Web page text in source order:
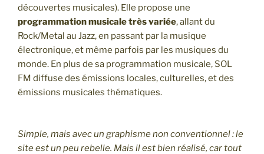
découvertes musicales). Elle propose une
programmation musicale très variée, allant du
Rock/Metal au Jazz, en passant par la musique
électronique, et même parfois par les musiques du
monde. En plus de sa programmation musicale, SOL
FM diffuse des émissions locales, culturelles, et des
émissions musicales thématiques.
Simple, mais avec un graphisme non conventionnel : le
site est un peu rebelle. Mais il est bien réalisé, car tout